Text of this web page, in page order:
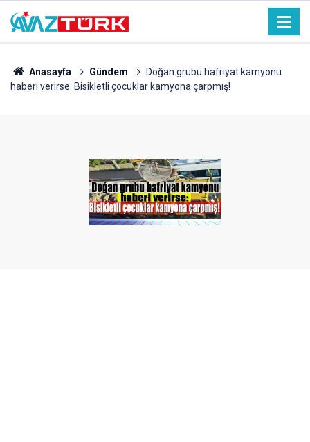
Anasayfa Gündem
Doğan grubu hafriyat kamyonu
haberi verirse: Bisikletli çocuklar kamyona çarpmış!